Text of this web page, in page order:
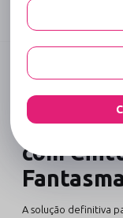
DESCRIÇÃO
com
Fantasma
A solução definitiva